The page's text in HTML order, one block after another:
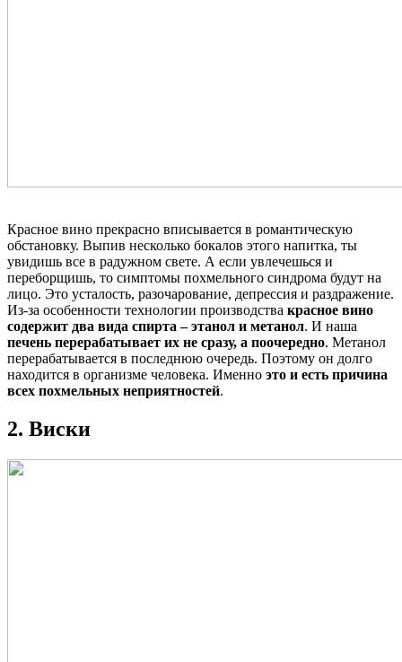
Красное вино прекрасно вписывается в романтическую
обстановку. Выпив несколько бокалов этого напитка, ты
увидишь все в радужном свете. А если увлечешься и
переборщишь, то симптомы похмельного синдрома будут на
лицо. Это усталость, разочарование, депрессия и раздражение.
Из-за особенности технологии производства красное вино
содержит два вида спирта – этанол и метанол. И наша
печень перерабатывает их не сразу, а поочередно. Метанол
перерабатывается в последнюю очередь. Поэтому он долго
находится в организме человека. Именно это и есть причина
всех похмельных неприятностей.
2. Виски